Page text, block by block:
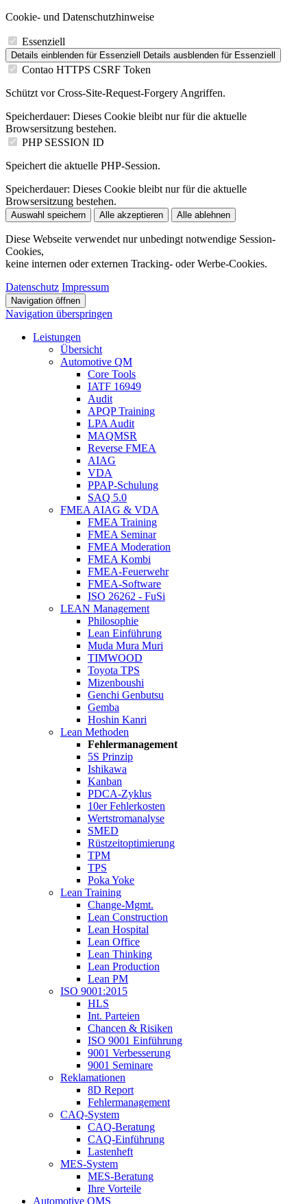
Cookie- und Datenschutzhinweise
Essenziell
Details einblenden für Essenziell Details ausblenden für Essenziell
Contao HTTPS CSRF Token
Schützt vor Cross-Site-Request-Forgery Angriffen.
Speicherdauer: Dieses Cookie bleibt nur für die aktuelle
Browsersitzung bestehen.
PHP SESSION ID
Speichert die aktuelle PHP-Session.
Speicherdauer: Dieses Cookie bleibt nur für die aktuelle
Browsersitzung bestehen.
Auswahl speichern Alle akzeptieren Alle ablehnen
Diese Webseite verwendet nur unbedingt notwendige Session-
Cookies,
keine internen oder externen Tracking- oder Werbe-Cookies.
Datenschutz Impressum
Navigation öffnen
Navigation überspringen
Leistungen
Übersicht
Automotive QM
Core Tools
IATF 16949
Audit
APQP Training
LPA Audit
MAQMSR
Reverse FMEA
AIAG
VDA
PPAP-Schulung
SAQ 5.0
FMEA AIAG & VDA
FMEA Training
FMEA Seminar
FMEA Moderation
FMEA Kombi
FMEA-Feuerwehr
FMEA-Software
ISO 26262 - FuSi
LEAN Management
Philosophie
Lean Einführung
Muda Mura Muri
TIMWOOD
Toyota TPS
Mizenboushi
Genchi Genbutsu
Gemba
Hoshin Kanri
Lean Methoden
Fehlermanagement
5S Prinzip
Ishikawa
Kanban
PDCA-Zyklus
10er Fehlerkosten
Wertstromanalyse
SMED
Rüstzeitoptimierung
TPM
TPS
Poka Yoke
Lean Training
Change-Mgmt.
Lean Construction
Lean Hospital
Lean Office
Lean Thinking
Lean Production
Lean PM
ISO 9001:2015
HLS
Int. Parteien
Chancen & Risiken
ISO 9001 Einführung
9001 Verbesserung
9001 Seminare
Reklamationen
8D Report
Fehlermanagement
CAQ-System
CAQ-Beratung
CAQ-Einführung
Lastenheft
MES-System
MES-Beratung
Ihre Vorteile
Automotive QMS